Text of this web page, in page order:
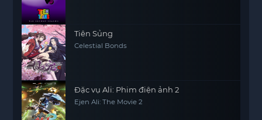
Tiên Sủng
Celestial Bonds
Đặc vụ Ali: Phim điện ảnh 2
Ejen Ali: The Movie 2